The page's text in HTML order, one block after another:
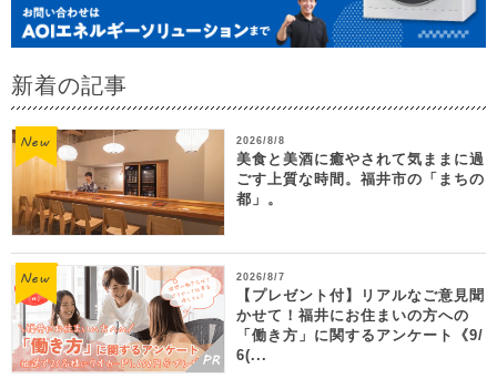
新着の記事
2026/8/8
美食と美酒に癒やされて気ままに過
ごす上質な時間。福井市の「まちの
都」。
2026/8/7
【プレゼント付】リアルなご意見聞
かせて！福井にお住まいの方への
「働き方」に関するアンケート《9/
6(...